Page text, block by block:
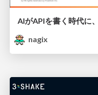
AIがAPIを書く時代に
nagix